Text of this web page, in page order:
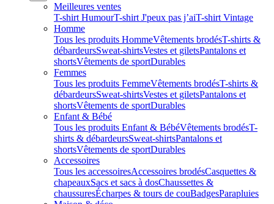
Meilleures ventes
T-shirt HumourT-shirt J'peux pas j’aiT-shirt Vintage
Homme
Tous les produits HommeVêtements brodésT-shirts &
débardeursSweat-shirtsVestes et giletsPantalons et
shortsVêtements de sportDurables
Femmes
Tous les produits FemmeVêtements brodésT-shirts &
débardeursSweat-shirtsVestes et giletsPantalons et
shortsVêtements de sportDurables
Enfant & Bébé
Tous les produits Enfant & BébéVêtements brodésT-
shirts & débardeursSweat-shirtsPantalons et
shortsVêtements de sportDurables
Accessoires
Tous les accessoiresAccessoires brodésCasquettes &
chapeauxSacs et sacs à dosChaussettes &
chaussuresÉcharpes & tours de couBadgesParapluies